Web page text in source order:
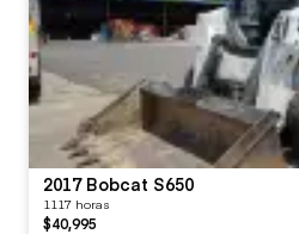
2017 Bobcat S650
1117 horas
$40,995